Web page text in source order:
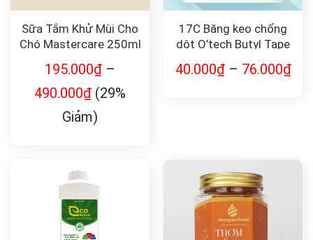
Sữa Tắm Khử Mùi Cho
Chó Mastercare 250ml
195.000₫ –
490.000₫ (29%
Giảm)
17C Băng keo chống
dột O’tech Butyl Tape
40.000₫– 76.000₫